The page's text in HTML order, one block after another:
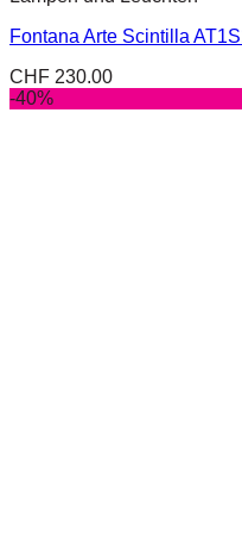
Fontana Arte Scintilla
CHF 230.00
-40%